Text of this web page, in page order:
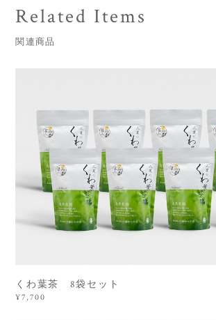
Related Items
関連商品
くわ葉茶 8袋セット
¥7,700